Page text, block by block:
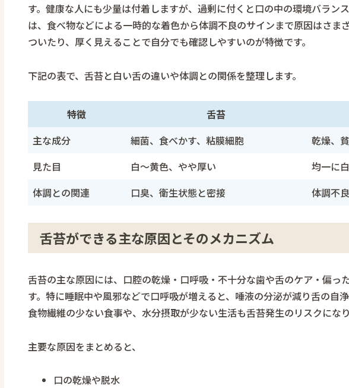
す。健康な人にも少量は付着しますが、過剰に付くと口の中の環境バラン
は、食べ物などによる一時的な着色から体調不良のサインまで原因はさま
ついたり、厚く見えることで自分でも確認しやすいのが特徴です。
下記の表で、舌苔と白い舌の違いや体調との関係を整理します。
特徴 舌苔
主な成分
細菌、食べかす、粘膜細胞
乾燥、
見た目
白〜黄色、やや厚い
均一に
体調との関連
口臭、衛生状態と密接 体調不
舌苔ができる主な原因とそのメカニズム
舌苔の主な原因には、口腔の乾燥・口呼吸・不十分な歯や舌のケア・偏っ
す。特に睡眠中や風邪などで口呼吸が増えると、唾液の分泌が減り舌の自
食物繊維の少ない食事や、水分摂取が少ない生活も舌苔発生のリスクになり
主要な原因をまとめると、
口の乾燥や脱水